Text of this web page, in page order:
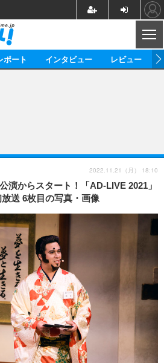
グッズ
ビジネス
アーティスト
実写
イベント
映画/ドラマ
ポート インタビュー レビュー
演からスタート！「AD-LIVE 2021」
送 6枚目の写真・画像
2022.11.21（月） 18:10